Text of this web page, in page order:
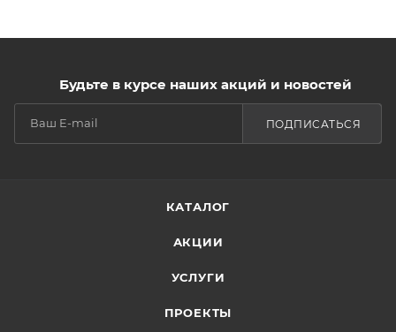
Будьте в курсе наших акций и новостей
ПОДПИСАТЬСЯ
КАТАЛОГ
АКЦИИ
УСЛУГИ
ПРОЕКТЫ